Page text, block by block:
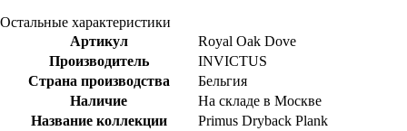
Остальные характеристики
Артикул
Royal Oak Dove
Производитель
INVICTUS
Страна производства
Бельгия
Наличие
На складе в Москве
Название коллекции
Primus Dryback Plank